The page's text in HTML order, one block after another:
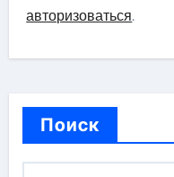
авторизоваться.
Поиск